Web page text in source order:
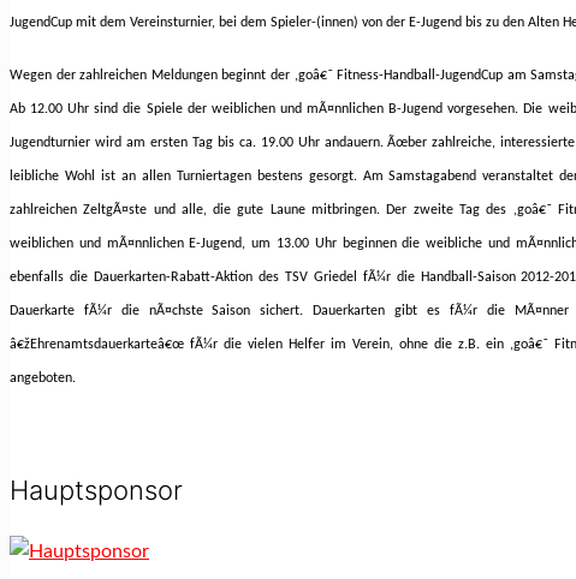
JugendCup mit dem Vereinsturnier, bei dem Spieler-(innen) von der E-Jugend bis zu den Alten
Wegen der zahlreichen Meldungen beginnt der ,goâ€˜ Fitness-Handball-JugendCup am
Ab 12.00 Uhr sind die Spiele der weiblichen und mÃ¤nnlichen B-Jugend vorgesehen. Die
Jugendturnier wird am ersten Tag bis ca. 19.00 Uhr andauern. Ãœber zahlreiche,
leibliche Wohl ist an allen Turniertagen bestens gesorgt. Am Samstagabend veranstaltet
zahlreichen ZeltgÃ¤ste und alle, die gute Laune mitbringen. Der zweite Tag des ,goâ€˜
weiblichen und mÃ¤nnlichen E-Jugend, um 13.00 Uhr beginnen die weibliche und
ebenfalls die Dauerkarten-Rabatt-Aktion des TSV Griedel fÃ¼r die Handball-Saison 2012-
Dauerkarte fÃ¼r die nÃ¤chste Saison sichert. Dauerkarten gibt es fÃ¼r die
â€žEhrenamtsdauerkarteâ€œ fÃ¼r die vielen Helfer im Verein, ohne die z.B. ein ,goâ€˜
angeboten.
Hauptsponsor